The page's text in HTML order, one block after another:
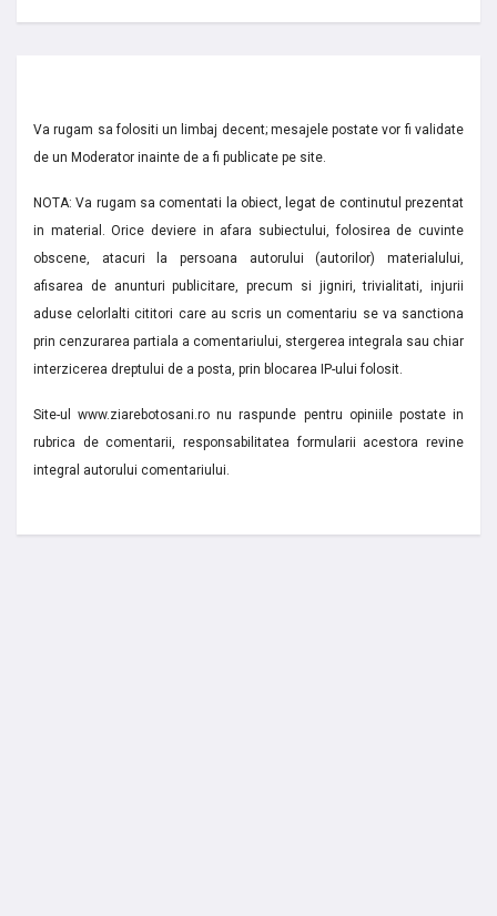
Va rugam sa folositi un limbaj decent; mesajele postate vor fi validate
de un Moderator inainte de a fi publicate pe site.
NOTA: Va rugam sa comentati la obiect, legat de continutul prezentat
in material. Orice deviere in afara subiectului, folosirea de cuvinte
obscene, atacuri la persoana autorului (autorilor) materialului,
afisarea de anunturi publicitare, precum si jigniri, trivialitati, injurii
aduse celorlalti cititori care au scris un comentariu se va sanctiona
prin cenzurarea partiala a comentariului, stergerea integrala sau chiar
interzicerea dreptului de a posta, prin blocarea IP-ului folosit.
Site-ul www.ziarebotosani.ro nu raspunde pentru opiniile postate in
rubrica de comentarii, responsabilitatea formularii acestora revine
integral autorului comentariului.